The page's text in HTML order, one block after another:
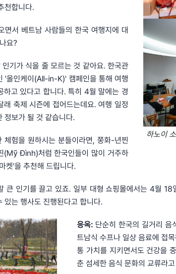
하노이
천합니다.
서 베트남 사람들의 한국 여행지에 대
요?
기가 식을 줄 모르는 것 같아요. 한국관
'올인케이(All-in-K)' 캠페인을 통해 여행
고 있다고 합니다. 특히 4월 말에는 경
축제 시즌에 접어드는데요. 여행 일정
정보가 될 것 같습니다.
체험을 원하시는 분들이라면, 쭝화-년찐
Đình)처럼 한국인들이 많이 거주하
켓'을 추천해 드립니다.
큰 인기를 끌고 있죠. 일부 대형 쇼핑몰에서는 4월
있는 행사도 진행된다고 합니다.
응옥: 단순히 한국의 길거리 음
트남식 수프나 일상 음료에 접
통 가치를 지키면서도 건강을
춘 섬세한 음식 문화의 교류라